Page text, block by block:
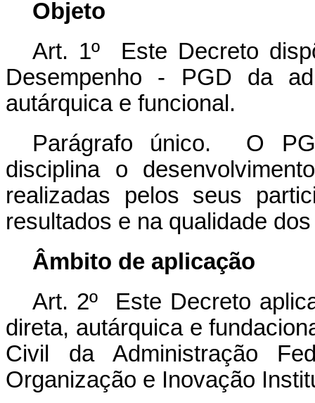
Objeto
Art. 1º Este Decreto
Desempenho - PGD da
autárquica e funcional.
Parágrafo único. O
disciplina o
realizadas pelos seus
resultados e na qualidade
Âmbito de aplicação
Art. 2º Este Decreto
direta, autárquica e
Civil da Administração
Organização e Inovação